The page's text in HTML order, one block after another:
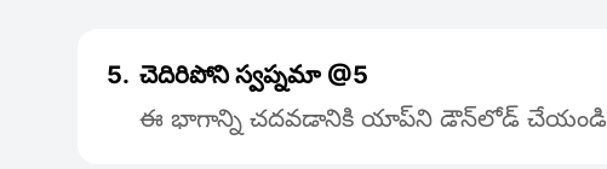
5. చెదిరిపోని స్వప్నమా @5
ఈ భాగాన్ని చదవడానికి యాప్‌ని డౌన్‌లోడ్ చేయండి